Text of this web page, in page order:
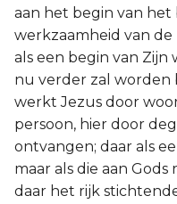
aan het begin van
werkzaamheid van
als een begin van Zijn
nu verder zal worden
werkt Jezus door
persoon, hier door
ontvangen; daar als
maar als die aan
daar het rijk